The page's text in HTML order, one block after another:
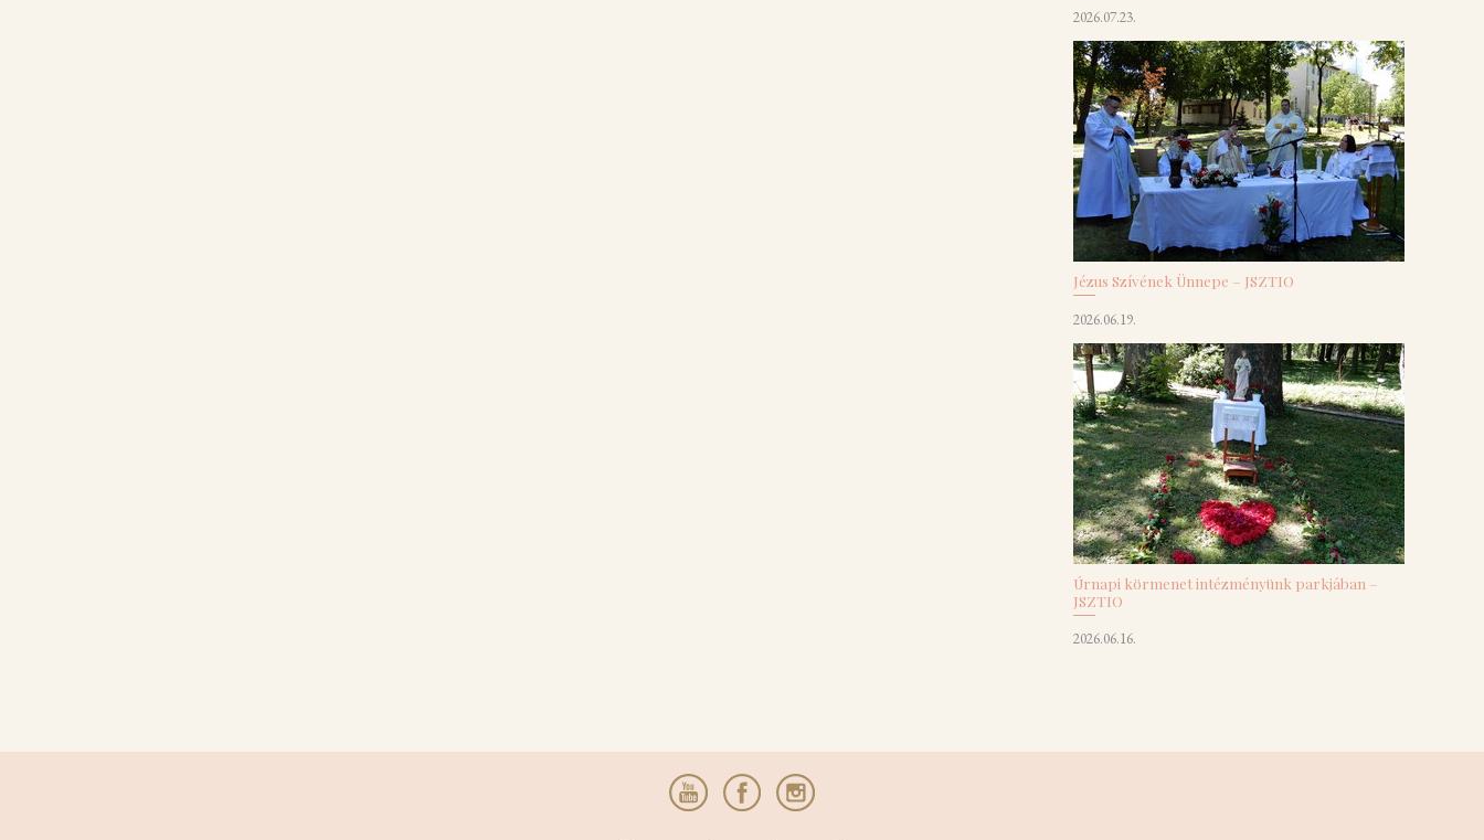
2026.07.23.
Jézus Szívének Ünnepe – JSZTIO
2026.06.19.
Úrnapi körmenet intézményünk parkjában –
JSZTIO
2026.06.16.